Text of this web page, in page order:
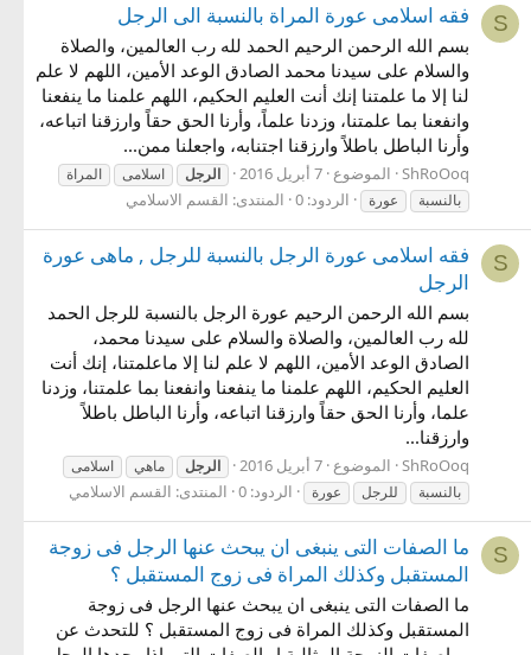
S فقه اسلامى عورة المراة بالنسبة الى الرجل
بسم الله الرحمن الرحيم الحمد لله رب العالمين، والصلاة
والسلام على سيدنا محمد الصادق الوعد الأمين، اللهم لا علم
لنا إلا ما علمتنا إنك أنت العليم الحكيم، اللهم علمنا ما ينفعنا
وانفعنا بما علمتنا، وزدنا علماً، وأرنا الحق حقاً وارزقنا اتباعه،
وأرنا الباطل باطلاً وارزقنا اجتنابه، واجعلنا ممن...
ShRoOoq الموضوع 7 أبريل 2016 الرجل اسلامى
المراة
بالنسبة
عورة الردود: 0 المنتدى: القسم الاسلامي
S
فقه اسلامى عورة الرجل بالنسبة للرجل , ماهى عورة
الرجل
بسم الله الرحمن الرحيم عورة الرجل بالنسبة للرجل الحمد
لله رب العالمين، والصلاة والسلام على سيدنا محمد،
الصادق الوعد الأمين، اللهم لا علم لنا إلا ماعلمتنا، إنك أنت
العليم الحكيم، اللهم علمنا ما ينفعنا وانفعنا بما علمتنا، وزدنا
علما، وأرنا الحق حقاً وارزقنا اتباعه، وأرنا الباطل باطلاً
وارزقنا...
ShRoOoq الموضوع 7 أبريل 2016 الرجل ماهي
اسلامى
بالنسبة
للرجل عورة الردود: 0 المنتدى: القسم الاسلامي
S
ما الصفات التى ينبغى ان يبحث عنها الرجل فى زوجة
المستقبل وكذلك المراة فى زوج المستقبل ؟
ما الصفات التى ينبغى ان يبحث عنها الرجل فى زوجة
المستقبل وكذلك المراة فى زوج المستقبل ؟ للتحدث عن